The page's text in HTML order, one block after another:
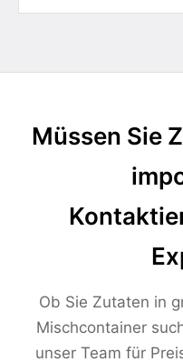
Müssen Sie
Ob Sie Zutaten in
Mischcontainer
unser Team für